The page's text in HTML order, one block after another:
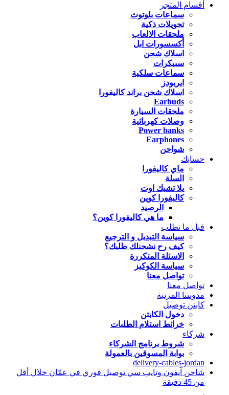
أقسام المتجر
سماعات بلوتوث
تحويلات ذكية
ملحقات الالعاب
أكسسورات ابل
اسلاك شحن
سبيكرات
سماعات سلكية
ايربودز
اسلاك شحن براند كاليفورا
Earbuds
ملحقات السيارة
وصلات كهربائية
Power banks
Earphones
شواحن
حسابك
ماي كاليفورا
السلة
يلا تشيك اوت
كاليفورا كوين
الرصيد
ما هي كاليفورا كوين؟
قبل ما تطلب
سياسة التبديل و الترجيع
كيف رح نشحنلك طلبك؟
الاسئلة المتكررة
سياسة الكوكيز
تواصل معنا
تواصل معنا
مدونتنا المرتبة
كابتن توصيل
دخول الكابتن
خرائط استلام الطلبات
شركاء
شروط برنامج الشركاء
بوابة المسوقين بالعمولة
delivery-cables-jordan
شاحن آيفون وتايب سي توصيل فوري في عمّان خلال أقل
من 45 دقيقة